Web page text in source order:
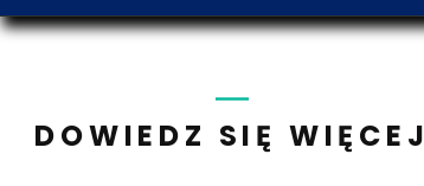
DOWIEDZ SIĘ WIĘCEJ